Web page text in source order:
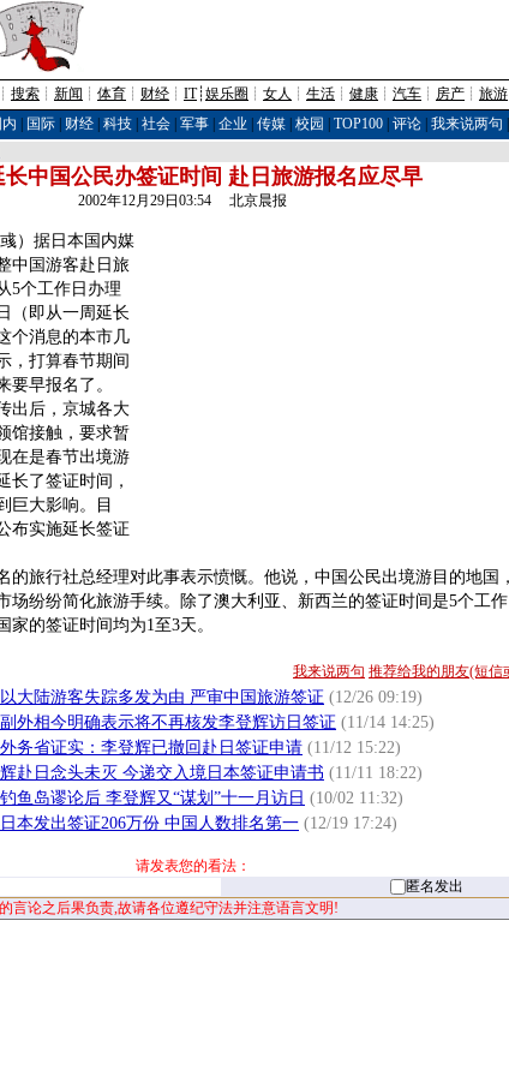
┊ 搜索 ┊ 新闻 ┊ 体育 ┊ 财经 ┊ IT┊ 娱乐圈 ┊ 女人 ┊ 生活 ┊ 健康 ┊ 汽车 ┊ 房产 ┊ 旅游
内 国际| 财经| 科技| 社会| 军事| 企业 传媒| 校园 TOP100| 评论| 我来说两句
长中国公民办签证时间 赴日旅游报名应尽早
2002年12月29日03:54 北京晨报
据日本国内媒
中国游客赴日旅
5个工作日办理
（即从一周延长
个消息的本市几
，打算春节期间
要早报名了。
后，京城各大
馆接触，要求暂
在是春节出境游
长了签证时间，
巨大影响。目
布实施延长签证
旅行社总经理对此事表示愤慨。他说，中国公民出境游目的地国
场纷纷简化旅游手续。除了澳大利亚、新西兰的签证时间是5个工作
家的签证时间均为1至3天。
我来说两句 推荐给我的朋友(短信
大陆游客失踪多发为由 严审中国旅游签证 (12/26 09:19)
外相今明确表示将不再核发李登辉访日签证 (11/14 14:25)
外务省证实：李登辉已撤回赴日签证申请 (11/12 15:22)
赴日念头未灭 今递交入境日本签证申请书 (11/11 18:22)
鱼岛谬论后 李登辉又“谋划”十一月访日 (10/02 11:32)
本发出签证206万份 中国人数排名第一 (12/19 17:24)
请发表您的看法：
匿名发出
言论之后果负责,故请各位遵纪守法并注意语言文明!